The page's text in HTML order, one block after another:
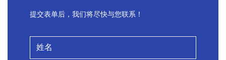
提交表单后，我们将尽快与您联系！